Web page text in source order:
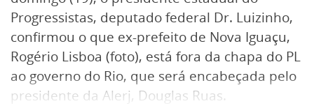
Progressistas, deputado federal Dr. Luizinho,
confirmou o que ex-prefeito de Nova Iguaçu,
Rogério Lisboa (foto), está fora da chapa do PL
ao governo do Rio, que será encabeçada pelo
presidente da Alerj, Douglas Ruas.